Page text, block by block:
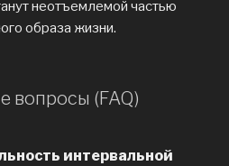
неотъемлемой частью
образа жизни.
вопросы (FAQ)
интервальной